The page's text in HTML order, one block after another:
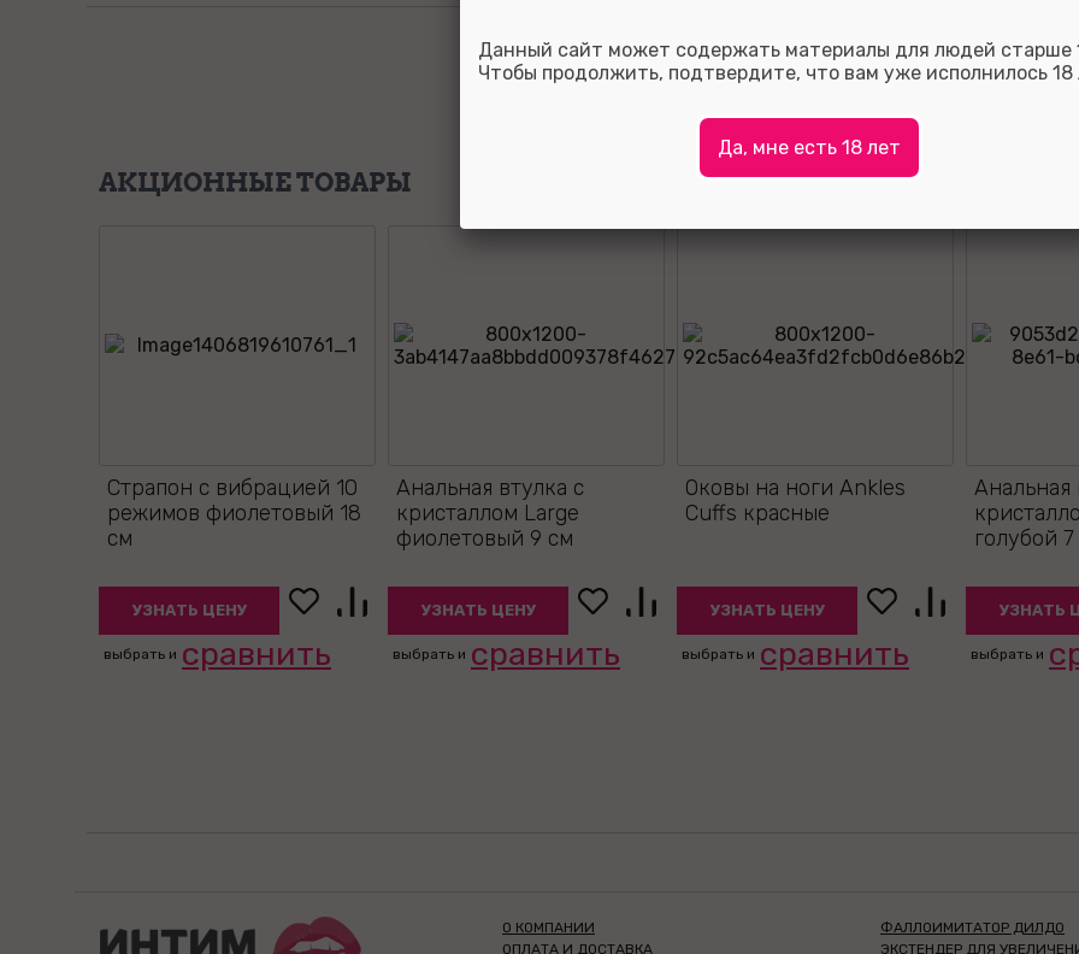
Так вы сможете помочь потенциальным покупателям
с выбором, а также, за полезные отзывы мы начисляем
на ваш личный счет.
Для того что бы оставить отзыв зарегистрируйтесь
АКЦИОННЫЕ ТОВАРЫ
Страпон с вибрацией 10
режимов фиолетовый 18
см
УЗНАТЬ ЦЕНУ
выбрать и сравнить
Анальная втулка с
кристаллом Large
фиолетовый 9 см
УЗНАТЬ ЦЕНУ
выбрать и сравнить
Оковы на ноги Ankles
Cuffs красные
УЗНАТЬ ЦЕНУ
выбрать и сравнить
Анальная
голубой
УЗНАТЬ
выбрать и
О КОМПАНИИ
ОПЛАТА И ДОСТАВКА
ФАЛЛОИМИТАТОР ДИЛДО
ЭКСТЕНДЕР ДЛЯ
Данный сайт может содержать материалы для людей старше
Чтобы продолжить, подтвердите, что вам уже исполнилось 18
Да, мне есть 18 лет